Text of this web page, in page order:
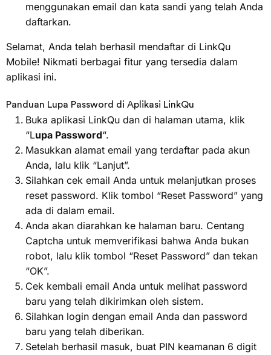
menggunakan email dan kata sandi yang telah Anda
daftarkan.
Selamat, Anda telah berhasil mendaftar di LinkQu
Mobile! Nikmati berbagai fitur yang tersedia dalam
aplikasi ini.
Panduan Lupa Password di Aplikasi LinkQu
Buka aplikasi LinkQu dan di halaman utama, klik
“Lupa Password“.
Masukkan alamat email yang terdaftar pada akun
Anda, lalu klik “Lanjut”.
Silahkan cek email Anda untuk melanjutkan proses
reset password. Klik tombol “Reset Password” yang
ada di dalam email.
Anda akan diarahkan ke halaman baru. Centang
Captcha untuk memverifikasi bahwa Anda bukan
robot, lalu klik tombol “Reset Password” dan tekan
“OK”.
Cek kembali email Anda untuk melihat password
baru yang telah dikirimkan oleh sistem.
Silahkan login dengan email Anda dan password
baru yang telah diberikan.
Setelah berhasil masuk, buat PIN keamanan 6 digit